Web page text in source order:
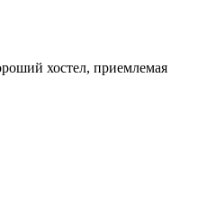
хостел, приемлемая